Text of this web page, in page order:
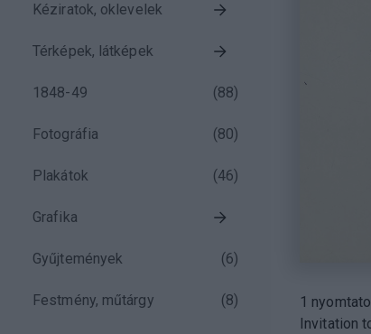
block
Kéziratok, oklevelek
Térképek, látképek
1848-49 (88)
Fotográfia (80)
Plakátok (46)
Grafika
Gyűjtemények (6)
Festmény, műtárgy (8)
1
Invitation